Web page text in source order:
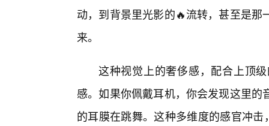
动，到背景里光影的🔥流转，甚至是
来。
这种视觉上的奢侈感，配合上顶
感。如果你佩戴耳机，你会发现这里
的耳膜在跳舞。这种多维度的感官冲